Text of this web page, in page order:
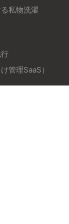
私物洗濯
管理SaaS）